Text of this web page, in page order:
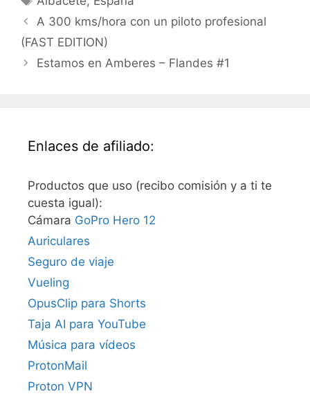
A 300 kms/hora con un piloto profesional
(FAST EDITION)
Estamos en Amberes – Flandes #1
Enlaces de afiliado:
Productos que uso (recibo comisión y a ti te
cuesta igual):
Cámara GoPro Hero 12
Auriculares
Seguro de viaje
Vueling
OpusClip para Shorts
Taja AI para YouTube
Música para vídeos
ProtonMail
Proton VPN